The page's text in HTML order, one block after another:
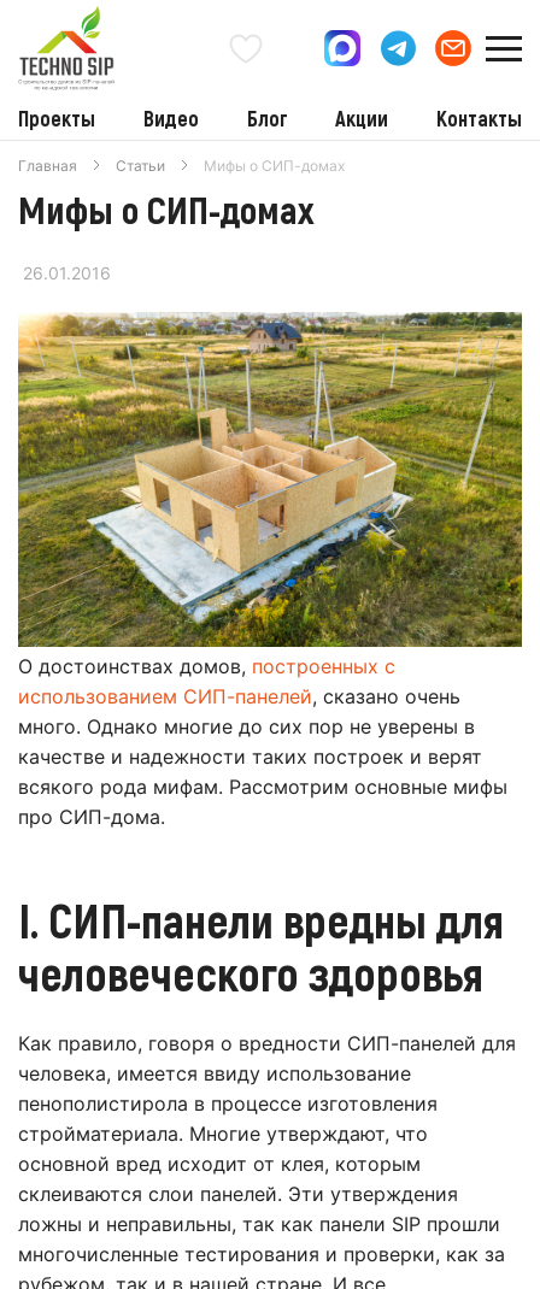
Проекты Видео Блог Акции Контакты
Главная Статьи Мифы о СИП-домах
Мифы о СИП-домах
26.01.2016
О достоинствах домов, построенных с
использованием СИП-панелей, сказано очень
много. Однако многие до сих пор не уверены в
качестве и надежности таких построек и верят
всякого рода мифам. Рассмотрим основные мифы
про СИП-дома.
I. СИП-панели вредны для
человеческого здоровья
Как правило, говоря о вредности СИП-панелей для
человека, имеется ввиду использование
пенополистирола в процессе изготовления
стройматериала. Многие утверждают, что
основной вред исходит от клея, которым
склеиваются слои панелей. Эти утверждения
ложны и неправильны, так как панели SIP прошли
многочисленные тестирования и проверки, как за